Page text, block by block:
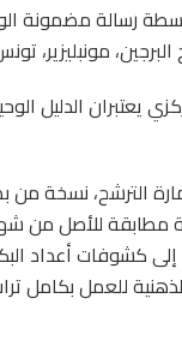
رسالة مضمونة
الدليل
الترشح، نسخة من
علاوة على نسخة
إلى كشوفات أعداد
البدنية والذهنية